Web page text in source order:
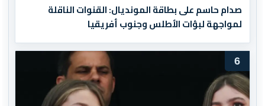
صدام حاسم على بطاقة المونديال: القنوات الناقلة
لمواجهة لبؤات الأطلس وجنوب أفريقيا
6